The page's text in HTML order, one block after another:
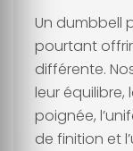
Un dumbbell
pourtant
différente.
leur
poignée,
de finition et